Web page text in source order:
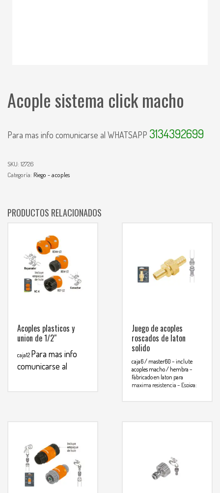
Acople sistema click macho
Para mas info comunicarse al WHATSAPP 3134392699
SKU: 12726
Categoría: Riego - acoples
PRODUCTOS RELACIONADOS
Acoples plasticos y
union de 1/2″
caja12 Para mas info
comunicarse al
Juego de acoples
roscados de laton
solido
caja6 / master60 – inclute
acoples macho / hembra –
Fabricado en laton para
maxima resistencia – Espiga: